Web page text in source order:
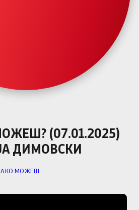
(07.01.2025)
ДИМОВСКИ
АКО МОЖЕШ